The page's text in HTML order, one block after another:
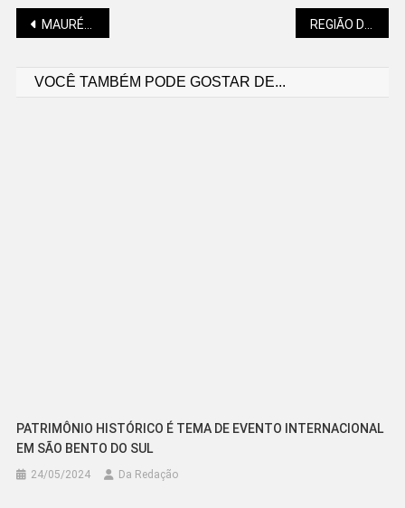
Navegação
MAURÉLIO MACHADO: LABIRINTOS DA VIDA
VOCÊ TAMBÉM PODE GOSTAR DE...
PATRIMÔNIO HISTÓRICO É TEMA DE EVENTO INTERNACIONAL
EM SÃO BENTO DO SUL
24/05/2024 Da Redação